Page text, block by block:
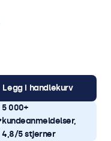
Legg i handlekurv
5 000+
kundeanmeldelser,
4,8/5 stjerner